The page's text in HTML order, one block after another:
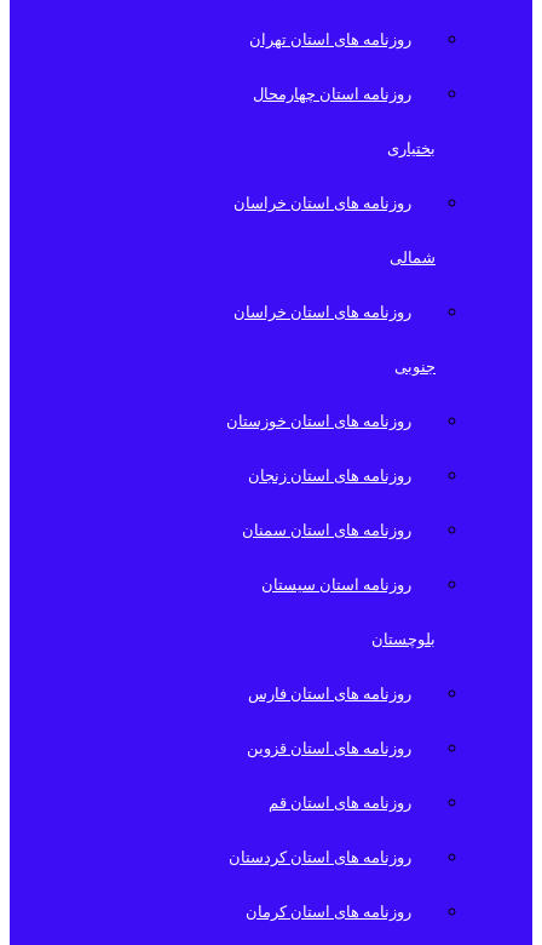
روزنامه های استان تهران
روزنامه استان چهارمحال
بختیاری
روزنامه های استان خراسان
شمالی
روزنامه های استان خراسان
جنوبی
روزنامه های استان خوزستان
روزنامه های استان زنجان
روزنامه های استان سمنان
روزنامه استان سیستان
بلوچستان
روزنامه های استان فارس
روزنامه های استان قزوین
روزنامه های استان قم
روزنامه های استان کردستان
روزنامه های استان کرمان